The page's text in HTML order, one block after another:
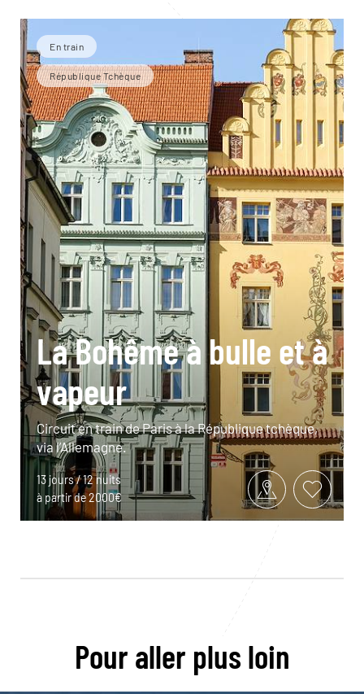
En train
République Tchèque
La Bohême à bulle et à
vapeur
Circuit en train de Paris à la République tchèque,
via l’Allemagne.
13 jours / 12 nuits
à partir de 2000€
Pour aller plus loin